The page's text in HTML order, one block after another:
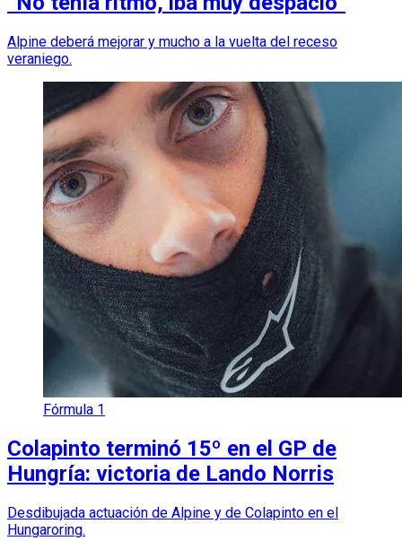
Alpine deberá mejorar y mucho a la vuelta del receso
veraniego.
Fórmula 1
Colapinto terminó 15º en el GP de
Hungría: victoria de Lando Norris
Desdibujada actuación de Alpine y de Colapinto en el
Hungaroring.